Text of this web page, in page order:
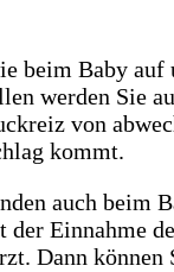
Baby auf
werden Sie
von
kommt.
auch beim
Einnahme
Dann